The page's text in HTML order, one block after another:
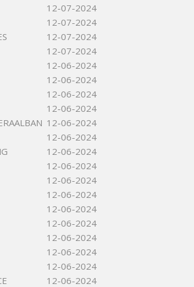
12-07-2024
12-07-2024
12-07-2024
12-07-2024
12-06-2024
12-06-2024
12-06-2024
12-06-2024
12-06-2024
12-06-2024
12-06-2024
12-06-2024
12-06-2024
12-06-2024
12-06-2024
12-06-2024
12-06-2024
12-06-2024
12-06-2024
12-06-2024